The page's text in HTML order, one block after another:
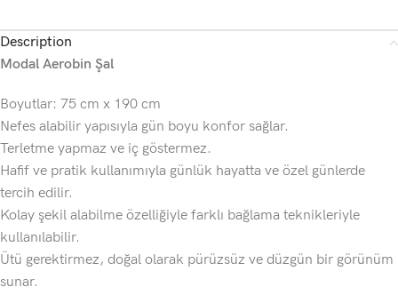
Description
Modal Aerobin Şal
Boyutlar: 75 cm x 190 cm
Nefes alabilir yapısıyla gün boyu konfor sağlar.
Terletme yapmaz ve iç göstermez.
Hafif ve pratik kullanımıyla günlük hayatta ve özel günlerde
tercih edilir.
Kolay şekil alabilme özelliğiyle farklı bağlama teknikleriyle
kullanılabilir.
Ütü gerektirmez, doğal olarak pürüzsüz ve düzgün bir görünüm
sunar.